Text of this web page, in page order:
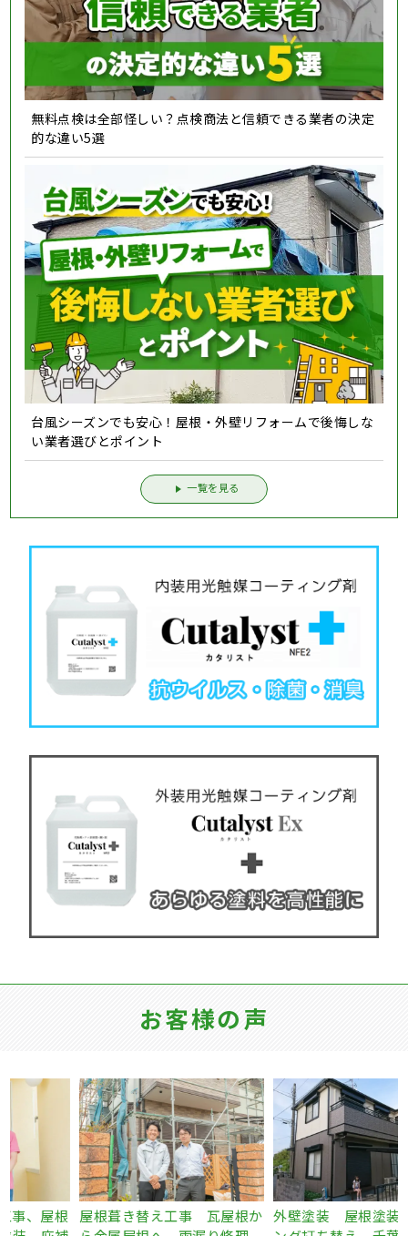
無料点検は全部怪しい？点検商法と信頼できる業者の決定
的な違い5選
台風シーズンでも安心！屋根・外壁リフォームで後悔しな
い業者選びとポイント
一覧を見る
お客様の声
屋根葺き替え工事 瓦屋根か
外壁塗装 屋根塗装 コーキ